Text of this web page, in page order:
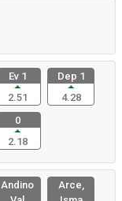
Ev 1
2.51
Dep 1
4.28
0
2.18
Andino
Arce,